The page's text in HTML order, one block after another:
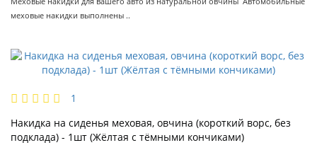
меховые накидки выполнены ..
1
Накидка на сиденья меховая, овчина (короткий ворс, без
подклада) - 1шт (Жёлтая с тёмными кончиками)